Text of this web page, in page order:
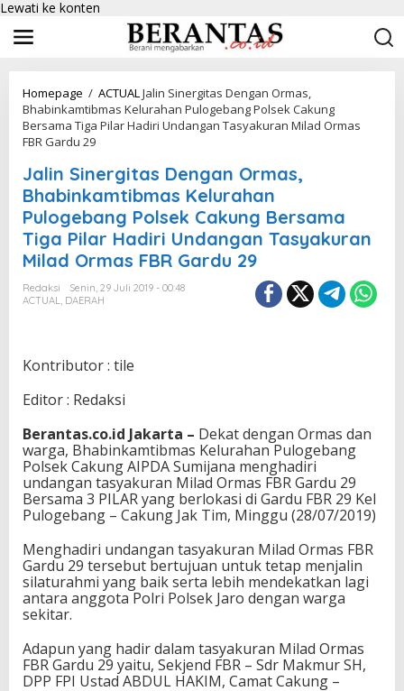
Lewati ke konten
Homepage / ACTUALJalin Sinergitas Dengan Ormas,
Bhabinkamtibmas Kelurahan Pulogebang Polsek Cakung
Bersama Tiga Pilar Hadiri Undangan Tasyakuran Milad Ormas
FBR Gardu 29
Jalin Sinergitas Dengan Ormas,
Bhabinkamtibmas Kelurahan
Pulogebang Polsek Cakung Bersama
Tiga Pilar Hadiri Undangan Tasyakuran
Milad Ormas FBR Gardu 29
Redaksi
Senin, 29 Juli 2019 - 00:48
ACTUAL, DAERAH
Kontributor : tile
Editor : Redaksi
Berantas.co.id Jakarta – Dekat dengan Ormas dan
warga, Bhabinkamtibmas Kelurahan Pulogebang
Polsek Cakung AIPDA Sumijana menghadiri
undangan tasyakuran Milad Ormas FBR Gardu 29
Bersama 3 PILAR yang berlokasi di Gardu FBR 29 Kel
Pulogebang – Cakung Jak Tim, Minggu (28/07/2019)
Menghadiri undangan tasyakuran Milad Ormas FBR
Gardu 29 tersebut bertujuan untuk tetap menjalin
silaturahmi yang baik serta lebih mendekatkan lagi
antara anggota Polri Polsek Jaro dengan warga
sekitar.
Adapun yang hadir dalam tasyakuran Milad Ormas
FBR Gardu 29 yaitu, Sekjend FBR – Sdr Makmur SH,
DPP FPI Ustad ABDUL HAKIM, Camat Cakung –